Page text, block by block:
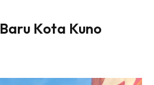
Kota Kuno